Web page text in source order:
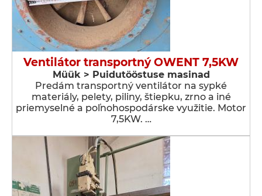
Ventilátor transportný OWENT 7,5KW
Müük > Puidutööstuse masinad
Predám transportný ventilátor na sypké
materiály, pelety, piliny, štiepku, zrno a iné
priemyselné a poľnohospodárske využitie. Motor
7,5KW. …